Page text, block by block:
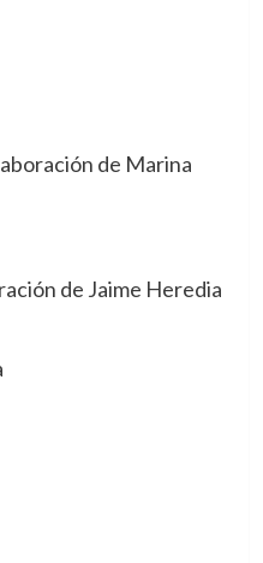
de Marina
de Jaime Heredia